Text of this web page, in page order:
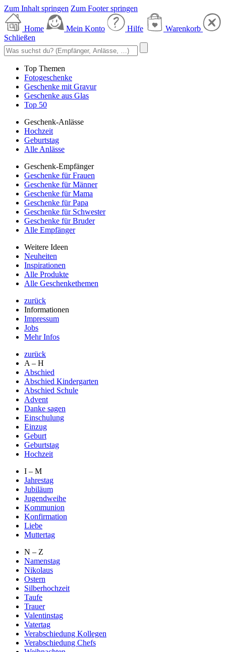
Zum Inhalt springen Zum Footer springen
Home Mein Konto Hilfe
Warenkorb
Schließen
Top Themen
Fotogeschenke
Geschenke mit Gravur
Geschenke aus Glas
Top 50
Geschenk-Anlässe
Hochzeit
Geburtstag
Alle Anlässe
Geschenk-Empfänger
Geschenke für Frauen
Geschenke für Männer
Geschenke für Mama
Geschenke für Papa
Geschenke für Schwester
Geschenke für Bruder
Alle Empfänger
Weitere Ideen
Neuheiten
Inspirationen
Alle Produkte
Alle Geschenkethemen
zurück
Informationen
Impressum
Jobs
Mehr Infos
zurück
A – H
Abschied
Abschied Kindergarten
Abschied Schule
Advent
Danke sagen
Einschulung
Einzug
Geburt
Geburtstag
Hochzeit
I – M
Jahrestag
Jubiläum
Jugendweihe
Kommunion
Konfirmation
Liebe
Muttertag
N – Z
Namenstag
Nikolaus
Ostern
Silberhochzeit
Taufe
Trauer
Valentinstag
Vatertag
Verabschiedung Kollegen
Verabschiedung Chefs